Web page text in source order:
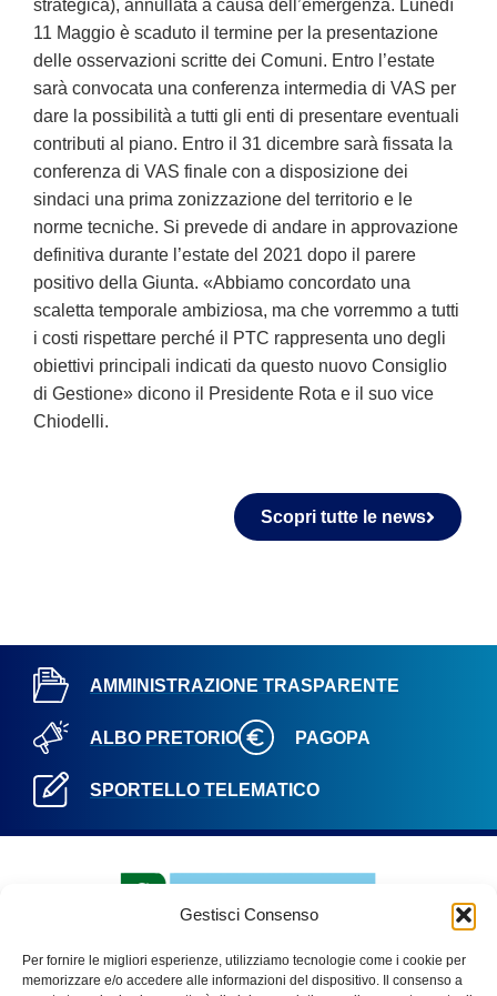
Gestisci Consenso
Per fornire le migliori esperienze, utilizziamo tecnologie come i cookie per
memorizzare e/o accedere alle informazioni del dispositivo. Il consenso a
strategica), annullata a causa dell’emergenza. Lunedì
11 Maggio è scaduto il termine per la presentazione
delle osservazioni scritte dei Comuni. Entro l’estate
sarà convocata una conferenza intermedia di VAS per
dare la possibilità a tutti gli enti di presentare eventuali
contributi al piano. Entro il 31 dicembre sarà fissata la
conferenza di VAS finale con a disposizione dei
sindaci una prima zonizzazione del territorio e le
norme tecniche. Si prevede di andare in approvazione
definitiva durante l’estate del 2021 dopo il parere
positivo della Giunta. «Abbiamo concordato una
scaletta temporale ambiziosa, ma che vorremmo a tutti
i costi rispettare perché il PTC rappresenta uno degli
obiettivi principali indicati da questo nuovo Consiglio
di Gestione» dicono il Presidente Rota e il suo vice
Chiodelli.
Scopri tutte le news
AMMINISTRAZIONE TRASPARENTE
ALBO PRETORIO PAGOPA
SPORTELLO TELEMATICO